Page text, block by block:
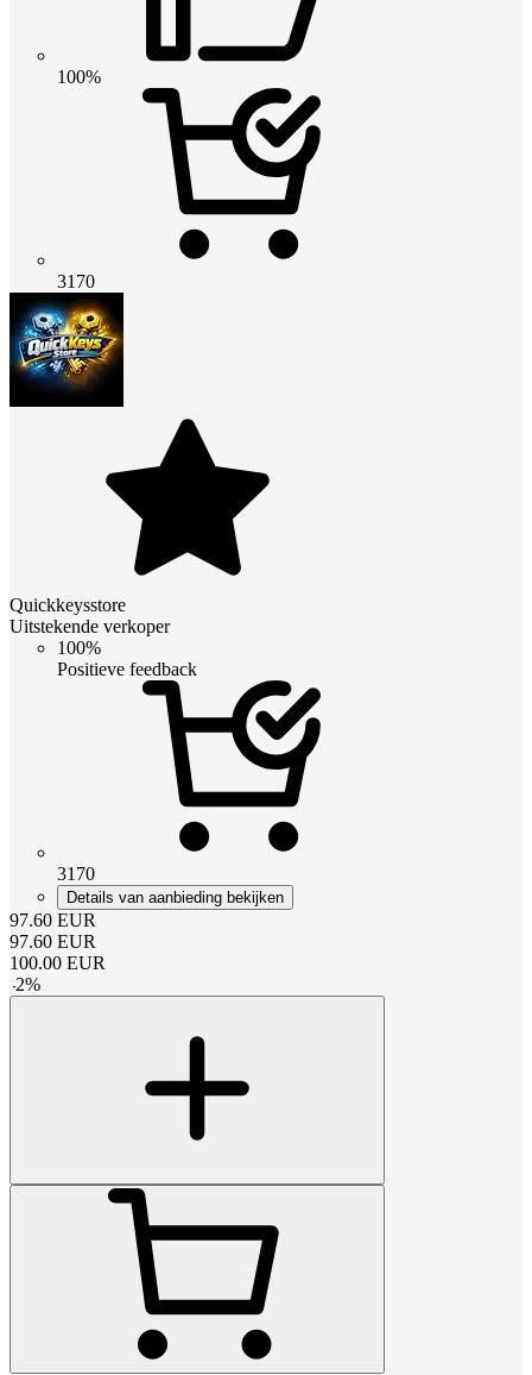
100%
3170
Quickkeysstore
Uitstekende verkoper
100%
Positieve feedback
3170
Details van aanbieding bekijken
97.60 EUR
97.60 EUR
100.00 EUR
-2%